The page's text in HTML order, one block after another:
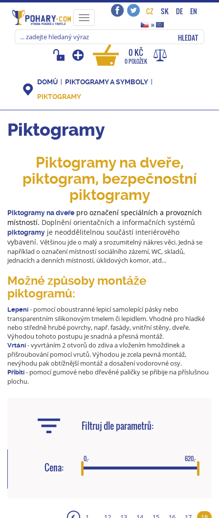
Toggle
navigation
CZ SK DE
EN
»
HLEDAT
0 KČ
0 POLOŽEK
DOMŮ
PIKTOGRAMY A SYMBOLY
PIKTOGRAMY
Piktogramy
Piktogramy na dveře,
piktogram, bezpečnostní
piktogramy
Piktogramy na dveře pro označení speciálních a provozních
místností. Doplnění orientačních a informačních systémů
piktogramy je neoddělitelnou součástí interiérového
vybavení. Většinou jde o malý a srozumitelný nákres věci. Jedná se
například o označení místností sociálního zázemí, WC, skladů,
jednacích a denních místností, úklidových komor, atd...
Možné způsoby montáže
piktogramů:
Lepení - pomocí oboustranné lepicí samolepící pásky nebo
transparentním silikonovým tmelem či lepidlem. Vhodné pro hladké
nebo středně hrubé povrchy, např. fasády, vnitřní stěny, dveře.
Výhodou tohoto postupu je snadná a přesná montáž.
Vrtání - vyvrtáním 2 otvorů do zdiva a vložením hmoždinek a
přišroubování pomocí vrutů. Výhodou je zcela pevná montáž,
nevýhodu pak obtížnější montáž a dosažení vodorovné osy.
Přibití - pomocí gumové nebo dřevěné paličky se přibije na příslušnou
plochu.
Filtruj dle parametrů:
Cena:
0,- 620,-